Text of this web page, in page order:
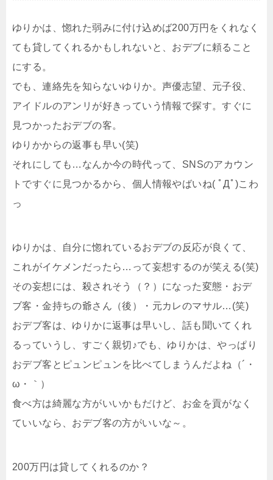
ゆりかは、惚れた弱みに付け込めば200万円をくれなく
ても貸してくれるかもしれないと、おデブに頼ること
にする。
でも、連絡先を知らないゆりか。声優志望、元子役、
アイドルのアンリが好きっていう情報で探す。すぐに
見つかったおデブの客。
ゆりかからの返事も早い(笑)
それにしても…なんか今の時代って、SNSのアカウン
トですぐに見つかるから、個人情報やばいね( ﾟДﾟ)こわ
っ
ゆりかは、自分に惚れているおデブの反応が良くて、
これがイケメンだったら…って妄想するのが笑える(笑)
その妄想には、殺されそう（？）になった変態・おデ
ブ客・金持ちの爺さん（後）・元カレのマサル…(笑)
おデブ客は、ゆりかに返事は早いし、話も聞いてくれ
るっていうし、すごく親切♪でも、ゆりかは、やっぱり
おデブ客とピュンピュンを比べてしまうんだよね（´・
ω・｀）
食べ方は綺麗な方がいいかもだけど、お金を貢がなく
ていいなら、おデブ客の方がいいな～。
200万円は貸してくれるのか？